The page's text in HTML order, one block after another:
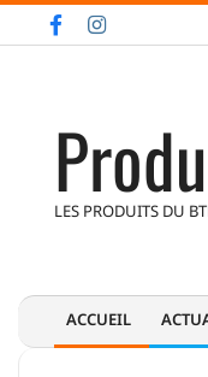
to
LES PRODUITS DU
Primary
ACCUEIL